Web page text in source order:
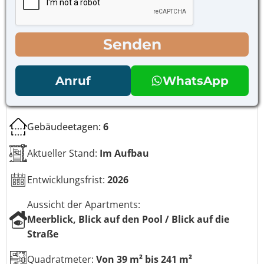
Gebäudeetagen: 6
Aktueller Stand: Im Aufbau
Entwicklungsfrist: 2026
Aussicht der Apartments:
Meerblick, Blick auf den Pool / Blick auf die
Straße
Quadratmeter: Von 39 m² bis 241 m²
t
o
l
ä
s
t
c
h
e
n
N
a
h
r
i
h
l
l
ä
s
h
e
n
*
Senden
Anruf WhatsApp